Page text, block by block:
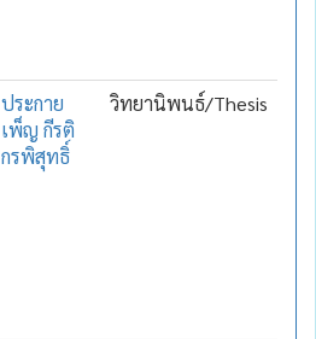
ประกาย
เพ็ญ กีรติ
กรพิสุทธิ์
วิทยานิพนธ์/Thesis